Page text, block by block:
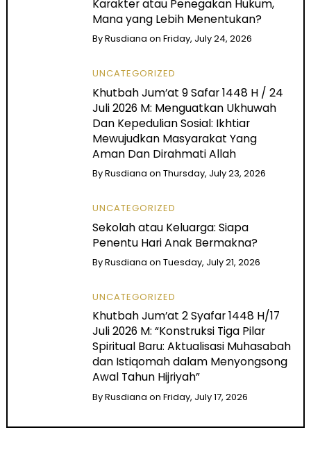
Karakter atau Penegakan Hukum,
Mana yang Lebih Menentukan?
ByRusdiana onFriday, July 24, 2026
UNCATEGORIZED
Khutbah Jum’at 9 Safar 1448 H / 24
Juli 2026 M: Menguatkan Ukhuwah
Dan Kepedulian Sosial: Ikhtiar
Mewujudkan Masyarakat Yang
Aman Dan Dirahmati Allah
ByRusdiana onThursday, July 23, 2026
UNCATEGORIZED
Sekolah atau Keluarga: Siapa
Penentu Hari Anak Bermakna?
ByRusdiana onTuesday, July 21, 2026
UNCATEGORIZED
Khutbah Jum’at 2 Syafar 1448 H/17
Juli 2026 M: “Konstruksi Tiga Pilar
Spiritual Baru: Aktualisasi Muhasabah
dan Istiqomah dalam Menyongsong
Awal Tahun Hijriyah”
ByRusdiana onFriday, July 17, 2026